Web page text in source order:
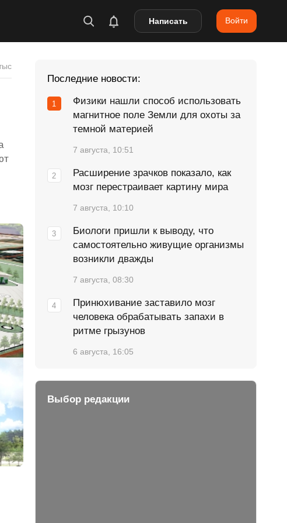
Написать Войти
Последние новости:
Физики нашли способ использовать
магнитное поле Земли для охоты за
темной материей
7 августа, 10:51
Расширение зрачков показало, как
мозг перестраивает картину мира
7 августа, 10:10
Биологи пришли к выводу, что
самостоятельно живущие организмы
возникли дважды
7 августа, 08:30
Принюхивание заставило мозг
человека обрабатывать запахи в
ритме грызунов
6 августа, 16:05
Выбор редакции